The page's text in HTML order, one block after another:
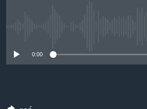
ຊີວິດຊາວລາວ
0:00